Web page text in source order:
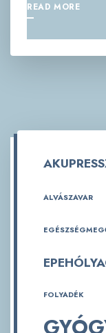
READ MORE
ALVÁSZAVAR
FOLYADÉK